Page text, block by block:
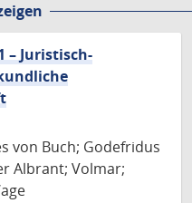
– Juristisch-
von Buch; Godefridus
Albrant; Volmar;